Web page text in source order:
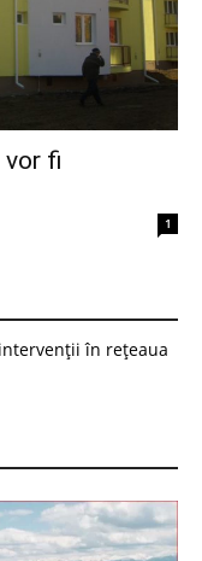
vor fi
1
în rețeaua